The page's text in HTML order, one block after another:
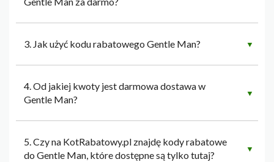
3. Jak użyć kodu rabatowego Gentle Man? ▼
4. Od jakiej kwoty jest darmowa dostawa w
Gentle Man?
▼
5. Czy na KotRabatowy.pl znajdę kody rabatowe
do Gentle Man, które dostępne są tylko tutaj?
▼